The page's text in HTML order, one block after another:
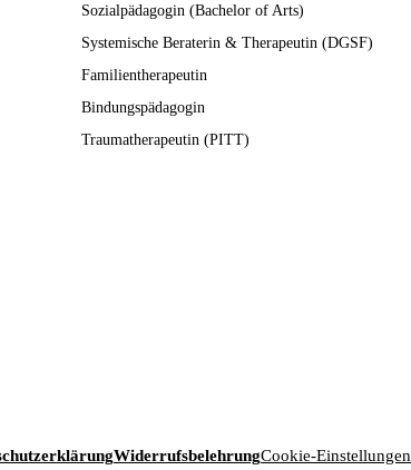
Sozialpädagogin (Bachelor of Arts)
Systemische Beraterin & Therapeutin (DGSF)
Familientherapeutin
Bindungspädagogin
Traumatherapeutin (PITT)
WiderrufsbelehrungCookie-Einstellungen